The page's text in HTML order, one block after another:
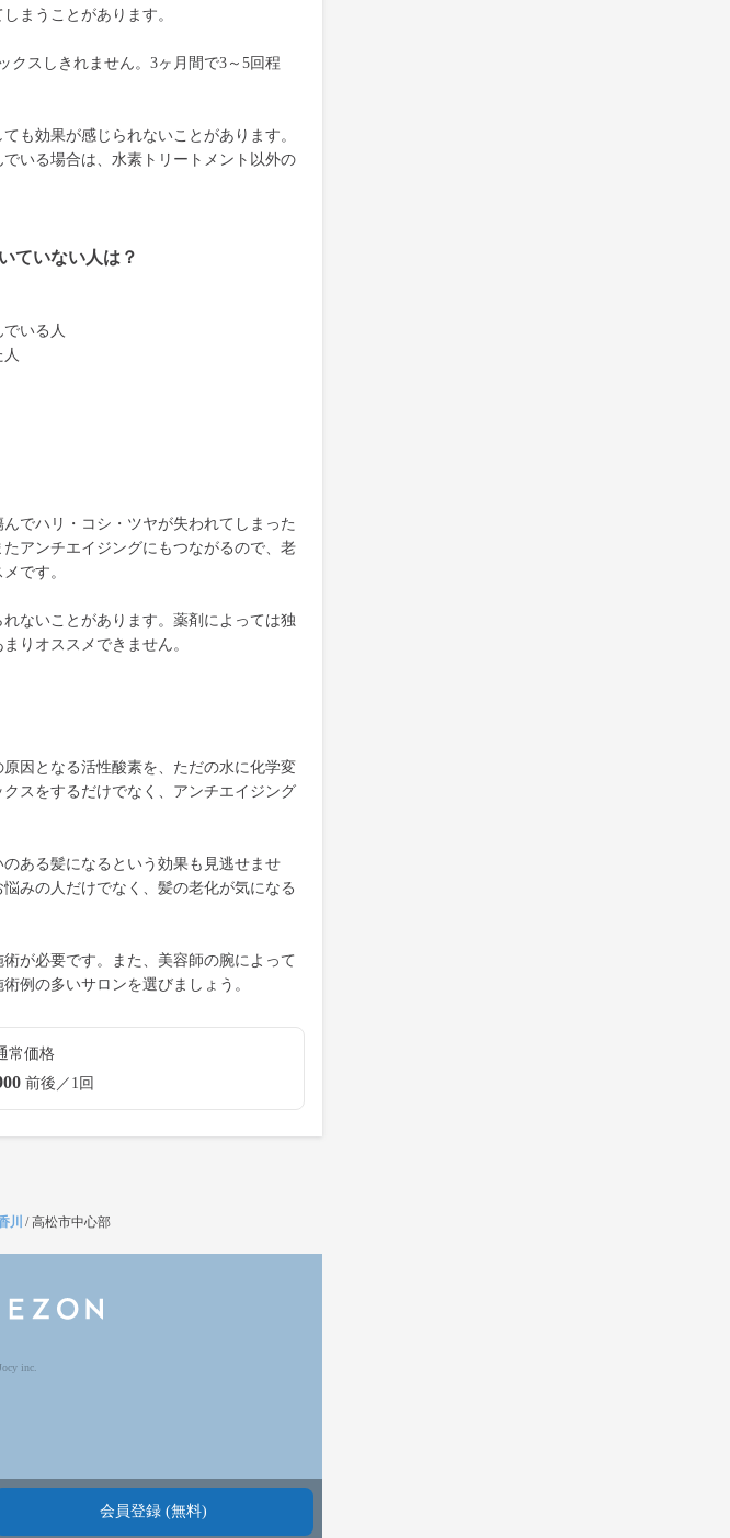
まうことがあります。
クスしきれません。3ヶ月間で3～5回程
も効果が感じられないことがあります。
いる場合は、水素トリートメント以外の
ていない人は？
いる人
人
でハリ・コシ・ツヤが失われてしまった
アンチエイジングにもつながるので、老
です。
ないことがあります。薬剤によっては独
りオススメできません。
因となる活性酸素を、ただの水に化学変
スをするだけでなく、アンチエイジング
ある髪になるという効果も見逃せませ
みの人だけでなく、髪の老化が気になる
が必要です。また、美容師の腕によって
例の多いサロンを選びましょう。
常価格
前後／1回
会員登録 (無料)
川 /高松市中心部
inc.